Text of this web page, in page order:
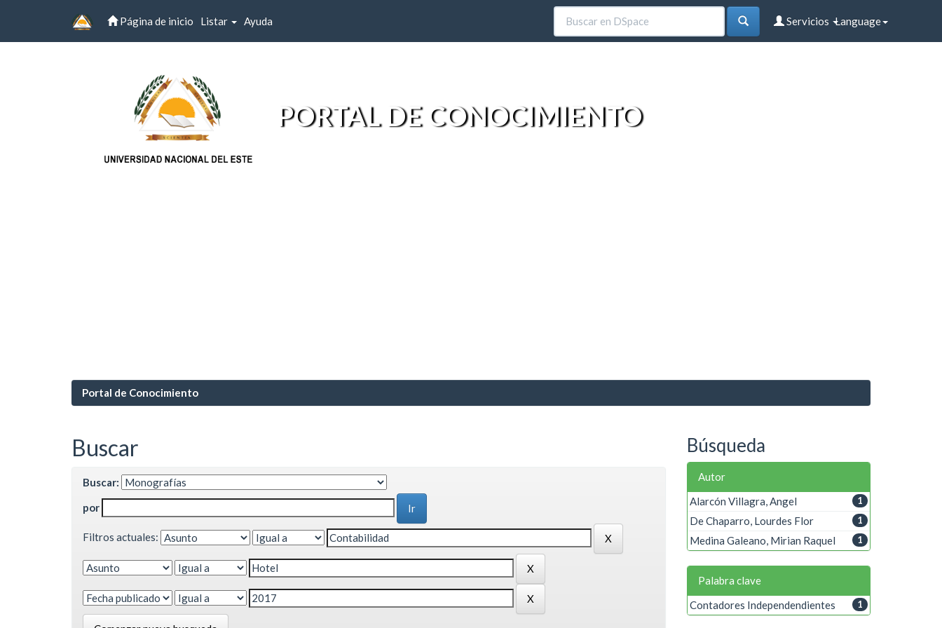
Página de inicio Listar Ayuda Language
Servicios
PORTAL DE CONOCIMIENTO
Portal de Conocimiento
Buscar
Buscar:
por
Filtros actuales:
Búsqueda
Autor
1
Alarcón Villagra, Angel
1
De Chaparro, Lourdes Flor
1
Medina Galeano, Mirian Raquel
Palabra clave
1
Contadores Independendientes